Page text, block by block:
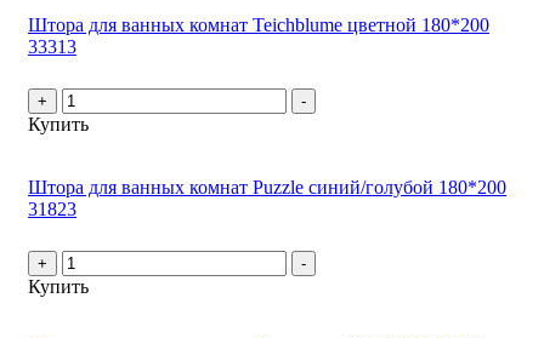
Штора для ванных комнат Teichblume цветной 180*200
33313
+ -
Купить
Штора для ванных комнат Puzzle синий/голубой 180*200
31823
+ -
Купить